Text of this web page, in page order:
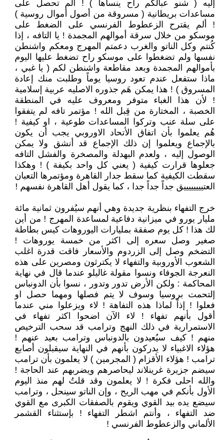
إليه ( شنو عبالكم راح ينساها ) ! ألم تحصل على
مساعدات بريطانية ( مسروقة من أصول أموال روسية )
! ألم يقترح الزعطوط الفرنسي على الضغط على
موسكو من خلال سرقة أموالهم المجمدة ! يا التافه ، إذا
كُنتم وكل الناتو والغرب دعمتم المهرج ومعكم واشنطن
نفسها ولم تضغطوا على موسكو راح تضغط عليها اليوم
بأموالهم المجمدة وبعد مقاطعة واشنطن لكم ( يا غبي ،
ماذا ستفعل عندم تعود روسيا يوماً وطلبت منك إعادة
المسروق ) ! هذا يمكن هَم جذوره الاصليه عربية إسلامية
! لأن هذا الغباء متوفر ومعروف عليه في المنطقة
الخصبة ، المختارة من قِبل الله ! مؤتمر تافه لم يتفقوا
على سلة عنب وتركوا المساعدات طوعية ، او كيفية !
هُم يعلموا بأن اتفاق الأتحاد الاوروبي يجب أن يكون
بالإجماع ويعلموا إن ذلك الإجماع قد أنشق ولا يمكن
الوصول إليه ، ولعدم البهدلة والمصخرة والفشل التافه
جعلوها قرارت كيفية ( يعني كل واحد بكيفة ) ! وهكذا
سقطت الكيفية كما سقط جدار القاهرة ومؤتمرها التعبان
العتييييييييق جداً جداً جدا ، كما يقول أهل القاهرة نفسهم !
خرج التفهاء بنظرية جديدة وهي أنهم سيُفرون ثمانية مائة
مليار يورو في ميزانية دفاعية لمساعدة المهرج ! من أين
لك هذا ! كل يوم صفقة بمليارات اليوروهات كيس بطاطة
صغير وصل سعره إلى اكثر من خمسة يوروهات !
التضخم وصل إلى الزردوم والأسعار فاقت قدرة اغلب
الشعوب الأوروبية والتفهاء لا يكترثون ومصرين على هذه
النعرجة الجوفاء ونسوا مقولة غاليلو عندما قال في نهاية
المحاكمة : ولكن الأرض تدور وتدور ، نسوا بأن الدونباس
إلتحمت بروسيا وسوف لا يتم فصلها ومهما حصل او
فعلوا ! إذاً لماذا هذه التفاهة ! لاء ويزعلوا مني عندما
أقول بأنهم تفهاء ! لاء الآن اضحوا اكثر تفهاء في
الاستمرارية في ذلك النهج وترامب قد سحب الترخيص
منهم ! كيف سيُعيدون بالدونباس وترامب بعيد عنهم !
هؤلاء الاغبياء لا يدركون بأنهم في النهاية سيقبلون أصابع
ترامب ! هؤلاء الأقزام ( المجرمين ) لا يعلمون بأن ترامب
سيضم جزيرة غرينلاند ليحاصرهم ويضربهم عند الحاجة !
والله احلى فكرة ! لا يعلمون وقد قلتُ لهم منذ اليوم
الأول بأنكم في مهب الريح ، وإن الناتو سينحل ، وترامب
سيضع يده بيد القوي ويقوم بالصفقات الكبرى مع القوي
ضد التفهاء ، وأنتم اشطر التفهاء ! بإستثناء القشمر
الألماني والزعطوط الفرنسي !